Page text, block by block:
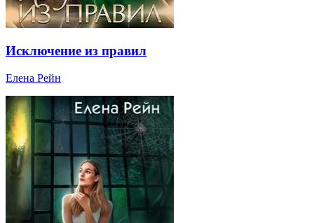
Исключение из правил
Елена Рейн